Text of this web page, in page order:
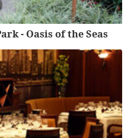
- Oasis of the Seas